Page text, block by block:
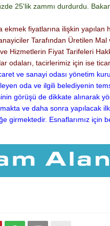
25'lik zammı durdurdu.
fiyatlarına ilişkin
Tarafından Üretilen
Hizmetlerin Fiyat Tarifeleri
odaları, tacirlerimiz için ise
ve sanayi odası yönetim
oda ve ilgili belediyenin
görüşü de dikkate alınarak
ve daha sonra yapılacak
girmektedir. Esnaflarımız